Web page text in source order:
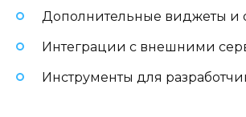
Дополнительные виджеты и
Интеграции с внешними
Инструменты для